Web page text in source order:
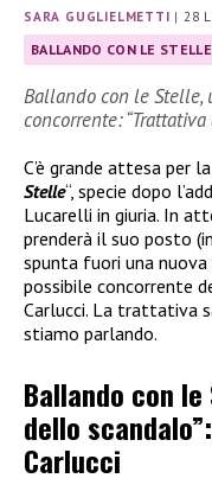
SARA GUGLIELMETTI | 28
BALLANDO CON LE STELLE
Ballando con le Stelle,
concorrente: “Trattativa
C’è grande attesa per
Stelle“, specie dopo
Lucarelli in giuria. In
prenderà il suo posto
spunta fuori una nuova
possibile concorrente
Carlucci. La trattativa
stiamo parlando.
Ballando con
dello
Carlucci